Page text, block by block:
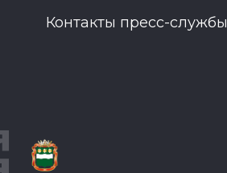
Контакты пресс-службы